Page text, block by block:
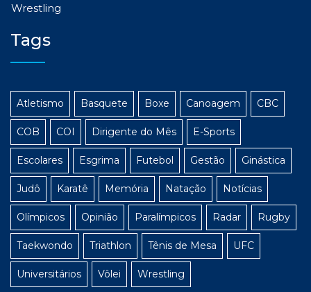
Wrestling
Tags
Atletismo Basquete Boxe Canoagem CBC
COB COI Dirigente do Mês E-Sports
Escolares Esgrima Futebol Gestão Ginástica
Judô Karatê Memória Natação Notícias
Olímpicos Opinião Paralímpicos Radar Rugby
Taekwondo Triathlon Tênis de Mesa UFC
Universitários Vôlei Wrestling